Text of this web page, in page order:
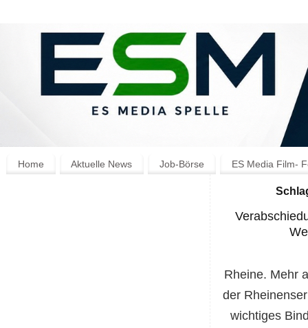
Home Aktuelle News Job-Börse ES Media Film-
Rheine. Mehr
der
wichtiges